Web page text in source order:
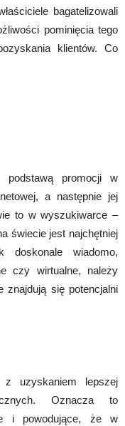
bagatelizowali
pominięcia tego
klientów. Co
podstawą promocji w
a następnie jej
to w wyszukiwarce –
świecie jest najchętniej
doskonale wiadomo,
czy wirtualne, należy
znajdują się potencjalni
uzyskaniem lepszej
Oznacza to
i powodujące, że w